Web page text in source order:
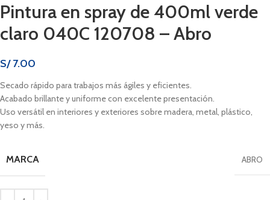
Pintura en spray de 400ml verde
claro 040C 120708 – Abro
S/7.00
Secado rápido para trabajos más ágiles y eficientes.
Acabado brillante y uniforme con excelente presentación.
Uso versátil en interiores y exteriores sobre madera, metal, plástico,
yeso y más.
MARCA ABRO